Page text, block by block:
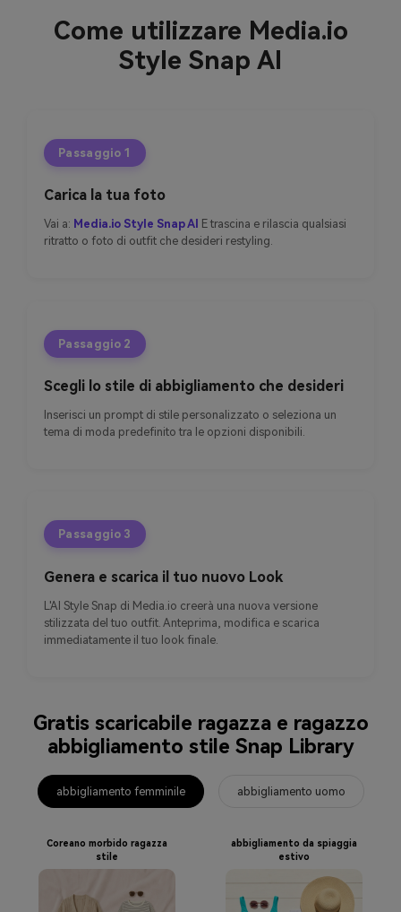
Come utilizzare Media.io
Style Snap AI
Passaggio 1
Carica la tua foto
Vai a: Media.io Style Snap AI E trascina e rilascia qualsiasi
ritratto o foto di outfit che desideri restyling.
Passaggio 2
Scegli lo stile di abbigliamento che desideri
Inserisci un prompt di stile personalizzato o seleziona un
tema di moda predefinito tra le opzioni disponibili.
Passaggio 3
Genera e scarica il tuo nuovo Look
L'AI Style Snap di Media.io creerà una nuova versione
stilizzata del tuo outfit. Anteprima, modifica e scarica
immediatamente il tuo look finale.
Gratis scaricabile ragazza e ragazzo
abbigliamento stile Snap Library
abbigliamento femminile abbigliamento uomo
Coreano morbido ragazza
stile
abbigliamento da spiaggia
estivo